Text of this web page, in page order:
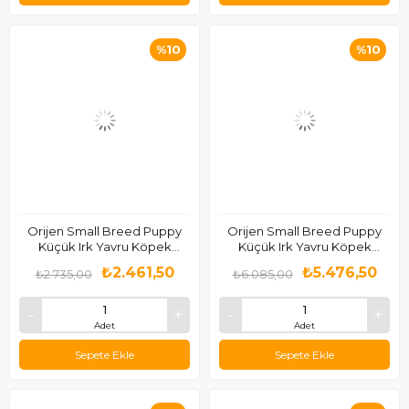
Orijen Small Breed Puppy
Küçük Irk Yavru Köpek
Adet
₺2.461,50
₺2.735,00
Sepete Ekle
%10
Orijen Small Breed Puppy
Küçük Irk Yavru Köpek
Adet
₺5.476,50
₺6.085,00
Sepete Ekle
%10